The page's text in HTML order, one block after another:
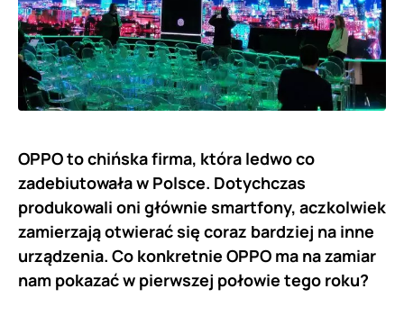
OPPO to chińska firma, która ledwo co
zadebiutowała w Polsce. Dotychczas
produkowali oni głównie smartfony, aczkolwiek
zamierzają otwierać się coraz bardziej na inne
urządzenia. Co konkretnie OPPO ma na zamiar
nam pokazać w pierwszej połowie tego roku?